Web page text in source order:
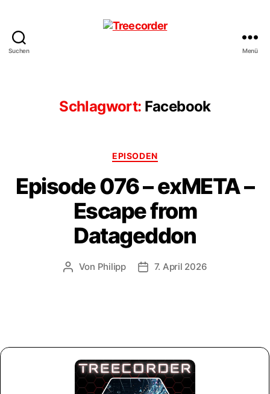
Suchen Menü
Schlagwort: Facebook
Kategorien
EPISODEN
Episode 076 – exMETA –
Escape from
Datageddon
Beitragsautor
Von Philipp Veröffentlichungsdatum
7. April 2026